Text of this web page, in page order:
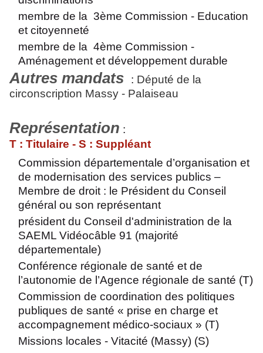
membre de la 3ème Commission - Education
et citoyenneté
membre de la 4ème Commission -
Aménagement et développement durable
Autres mandats : Député de la
circonscription Massy - Palaiseau
Représentation :
T : Titulaire - S : Suppléant
Commission départementale d’organisation et
de modernisation des services publics –
Membre de droit : le Président du Conseil
général ou son représentant
président du Conseil d'administration de la
SAEML Vidéocâble 91 (majorité
départementale)
Conférence régionale de santé et de
l’autonomie de l’Agence régionale de santé (T)
Commission de coordination des politiques
publiques de santé « prise en charge et
accompagnement médico-sociaux » (T)
Missions locales - Vitacité (Massy) (S)